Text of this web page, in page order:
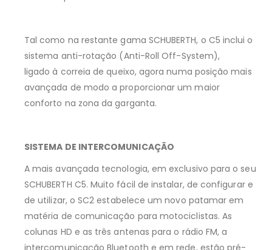
Tal como na restante gama SCHUBERTH, o C5 inclui o
sistema anti-rotação (Anti-Roll Off-System),
ligado à correia de queixo, agora numa posição mais
avançada de modo a proporcionar um maior
conforto na zona da garganta.
SISTEMA DE INTERCOMUNICAÇÃO
A mais avançada tecnologia, em exclusivo para o seu
SCHUBERTH C5. Muito fácil de instalar, de configurar e
de utilizar, o SC2 estabelece um novo patamar em
matéria de comunicação para motociclistas. As
colunas HD e as três antenas para o rádio FM, a